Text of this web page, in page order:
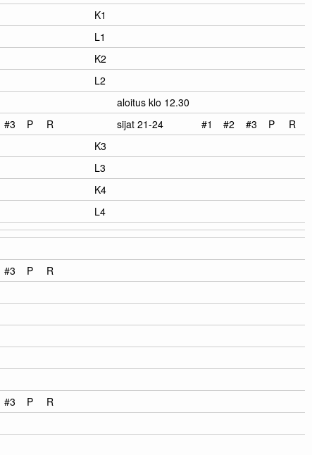
K1
L1
K2
L2
aloitus klo 12.30
#3 P R sijat 21-24 #1 #2 #3 P
R
K3
L3
K4
L4
#3 P
R
#3 P
R